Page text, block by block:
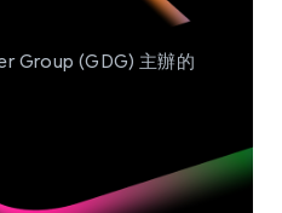
Group (GDG) 主辦的